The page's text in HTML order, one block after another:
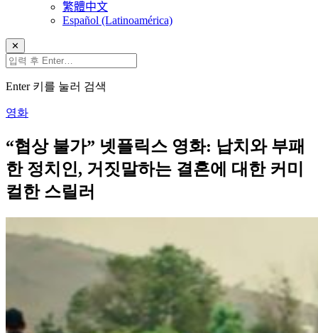
繁體中文
Español (Latinoamérica)
✕
Enter 키를 눌러 검색
영화
“협상 불가” 넷플릭스 영화: 납치와 부패
한 정치인, 거짓말하는 결혼에 대한 커미
컬한 스릴러